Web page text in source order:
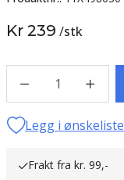
Kr 239 /stk
1
Legg i ønskeliste
Frakt fra kr. 99,-